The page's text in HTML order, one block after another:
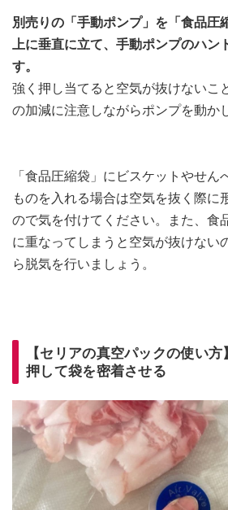
別売りの「手動ポンプ」を「食品圧
上に垂直に立て、手動ポンプのハン
す。
強く押し当てると空気が抜けないこ
の加減に注意しながらポンプを動か
「食品圧縮袋」にビスケットやせん
ものを入れる場合は空気を抜く際に
ので気を付けてください。また、食
に重なってしまうと空気が抜けない
ら脱気を行いましょう。
【セリアの真空パックの使い
押して袋を密着させる